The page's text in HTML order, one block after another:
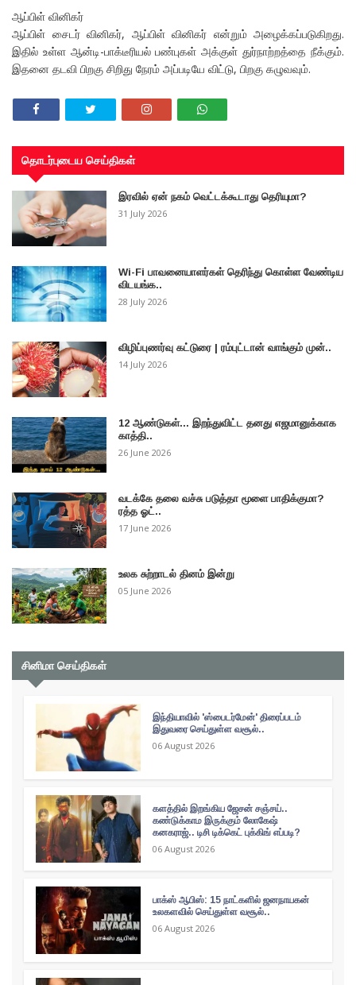
ஆப்பிள் வினிகர்
ஆப்பிள் சைடர் வினிகர், ஆப்பிள் வினிகர் என்றும் அழைக்கப்படுகிறது.
இதில் உள்ள ஆன்டி-பாக்டீரியல் பண்புகள் அக்குள் துர்நாற்றத்தை நீக்கும்.
இதனை தடவி பிறகு சிறிது நேரம் அப்படியே விட்டு, பிறகு கழுவவும்.
தொடர்புடைய செய்திகள்
இரவில் ஏன் நகம் வெட்டக்கூடாது தெரியுமா?
31 July 2026
Wi-Fi பாவனையாளர்கள் தெரிந்து கொள்ள வேண்டிய
விடயங்க..
28 July 2026
விழிப்புணர்வு கட்டுரை | ரம்புட்டான் வாங்கும் முன்..
14 July 2026
12 ஆண்டுகள்... இறந்துவிட்ட தனது எஜமானுக்காக
காத்தி..
26 June 2026
வடக்கே தலை வச்சு படுத்தா மூளை பாதிக்குமா?
ரத்த ஓட்..
17 June 2026
உலக சுற்றாடல் தினம் இன்று
05 June 2026
சினிமா செய்திகள்
இந்தியாவில் 'ஸ்பைடர்மேன்' திரைப்படம்
இதுவரை செய்துள்ள வசூல்..
06 August 2026
களத்தில் இறங்கிய ஜேசன் சஞ்சய்..
கண்டுக்காம இருக்கும் லோகேஷ்
கனகராஜ்.. டிசி டிக்கெட் புக்கிங் எப்படி?
06 August 2026
பாக்ஸ் ஆபிஸ்: 15 நாட்களில் ஜனநாயகன்
உலகளவில் செய்துள்ள வசூல்..
06 August 2026